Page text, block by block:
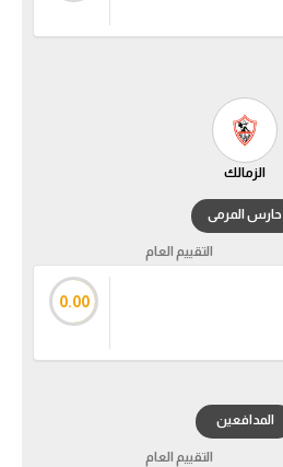
الزمالك
حارس المرمى
التقييم العام
0.00
المدافعين
التقييم العام